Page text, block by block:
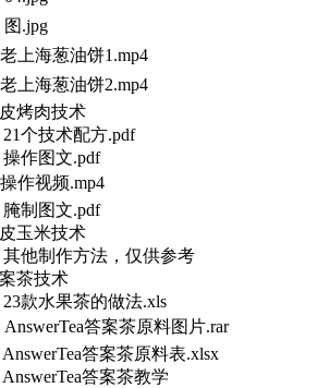
.jpg
老上海葱油饼1.mp4
老上海葱油饼2.mp4
烤肉技术
21个技术配方.pdf
操作图文.pdf
操作视频.mp4
腌制图文.pdf
玉米技术
其他制作方法，仅供参考
茶技术
23款水果茶的做法.xls
AnswerTea答案茶原料图片.rar
AnswerTea答案茶原料表.xlsx
AnswerTea答案茶教学